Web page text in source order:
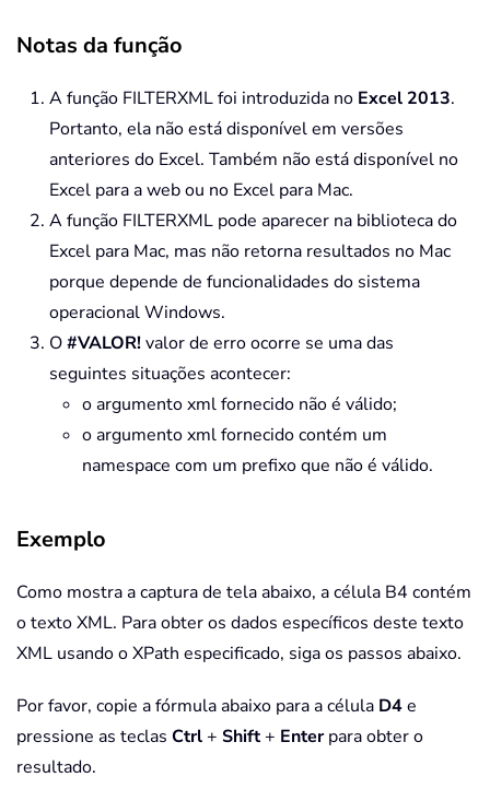
Notas da função
A função FILTERXML foi introduzida no Excel 2013.
Portanto, ela não está disponível em versões
anteriores do Excel. Também não está disponível no
Excel para a web ou no Excel para Mac.
A função FILTERXML pode aparecer na biblioteca do
Excel para Mac, mas não retorna resultados no Mac
porque depende de funcionalidades do sistema
operacional Windows.
O#VALOR!valor de erro ocorre se uma das
seguintes situações acontecer:
o argumento xml fornecido não é válido;
o argumento xml fornecido contém um
namespace com um prefixo que não é válido.
Exemplo
Como mostra a captura de tela abaixo, a célula B4 contém
o texto XML. Para obter os dados específicos deste texto
XML usando o XPath especificado, siga os passos abaixo.
Por favor, copie a fórmula abaixo para a célula D4e
pressione as teclas Ctrl+ Shift+ Enterpara obter o
resultado.